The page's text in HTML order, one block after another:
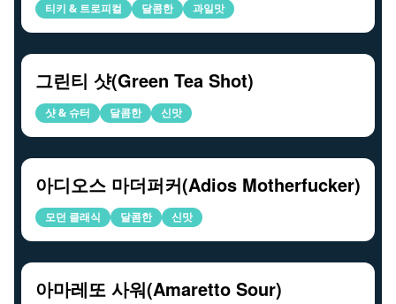
티키 & 트로피컬 달콤한 과일맛
그린티 샷(Green Tea Shot)
샷 & 슈터 달콤한 신맛
아디오스 마더퍼커(Adios Motherfucker)
모던 클래식 달콤한 신맛
아마레또 사워(Amaretto Sour)